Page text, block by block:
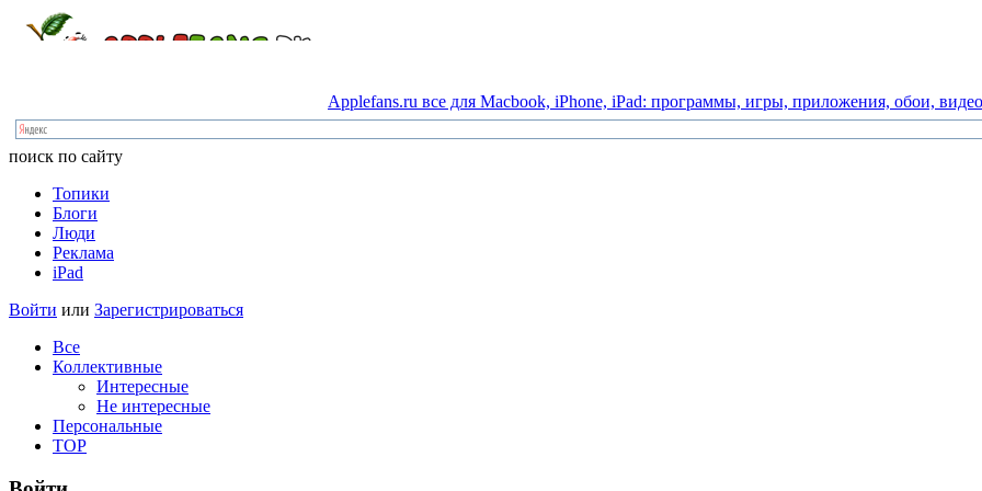
Applefans.ru все для Macbook, iPhone, iPad: программы, игры, приложения, обои, видео
поиск по сайту
Топики
Блоги
Люди
Реклама
iPad
Войти или Зарегистрироваться
Все
Коллективные
Интересные
Не интересные
Персональные
TOP